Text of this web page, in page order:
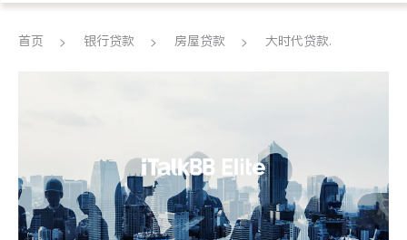
医生 律师
养老 非盈利组织
首页 银行贷款 房屋贷款 大时代贷款.